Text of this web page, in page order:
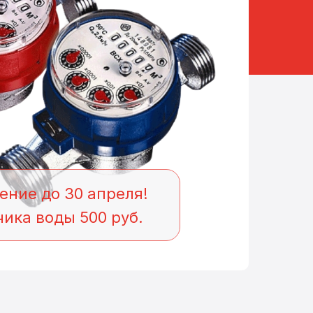
до 30 апреля!
воды 500 руб.